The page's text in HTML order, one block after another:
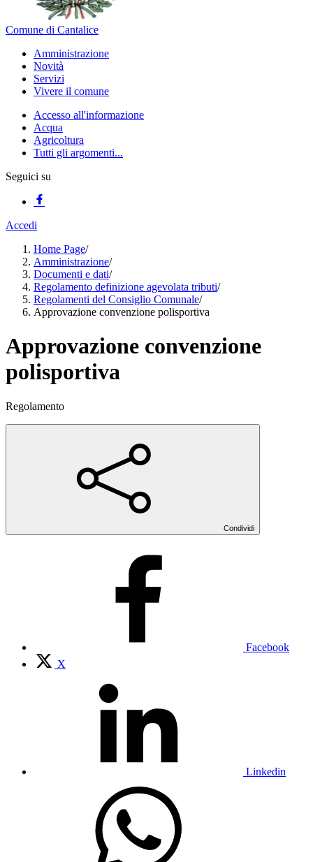
Comune di Cantalice
Amministrazione
Novità
Servizi
Vivere il comune
Accesso all'informazione
Acqua
Agricoltura
Tutti gli argomenti...
Seguici su
Accedi
Home Page/
Amministrazione/
Documenti e dati/
Regolamento definizione agevolata tributi/
Regolamenti del Consiglio Comunale/
Approvazione convenzione polisportiva
Approvazione convenzione
polisportiva
Regolamento
Condividi
Facebook
X
Linkedin